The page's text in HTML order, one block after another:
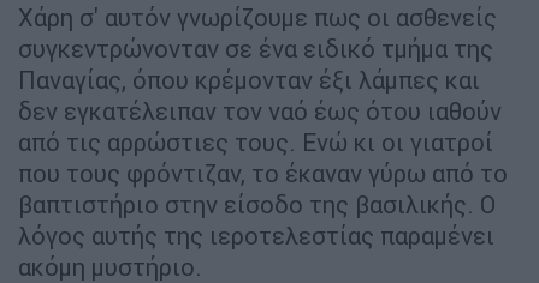
Χάρη σ' αυτόν γνωρίζουμε πως οι ασθενείς
συγκεντρώνονταν σε ένα ειδικό τμήμα της
Παναγίας, όπου κρέμονταν έξι λάμπες και
δεν εγκατέλειπαν τον ναό έως ότου ιαθούν
από τις αρρώστιες τους. Ενώ κι οι γιατροί
που τους φρόντιζαν, το έκαναν γύρω από το
βαπτιστήριο στην είσοδο της βασιλικής. Ο
λόγος αυτής της ιεροτελεστίας παραμένει
ακόμη μυστήριο.